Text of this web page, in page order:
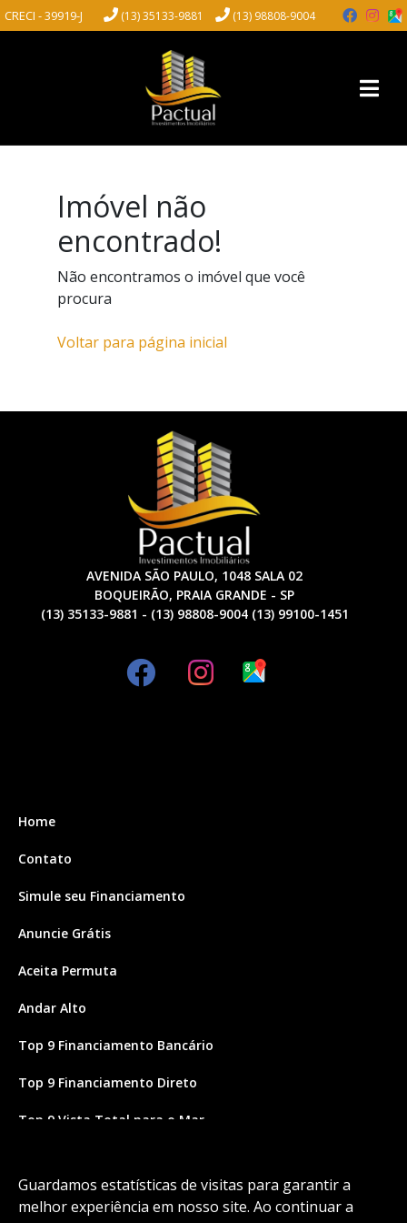
CRECI - 39919-J (13) 35133-9881 (13) 98808-9004
Imóvel não
encontrado!
Não encontramos o imóvel que você
procura
Voltar para página inicial
Guardamos estatísticas de visitas para garantir a
melhor experiência em nosso site. Ao continuar a
AVENIDA SÃO PAULO, 1048 SALA 02
BOQUEIRÃO, PRAIA GRANDE - SP
(13) 35133-9881 - (13) 98808-9004 (13) 99100-1451
Home
Contato
Simule seu Financiamento
Anuncie Grátis
Aceita Permuta
Andar Alto
Top 9 Financiamento Bancário
Top 9 Financiamento Direto
Top 9 Vista Total para o Mar
Site feito por Coruja Sistemas